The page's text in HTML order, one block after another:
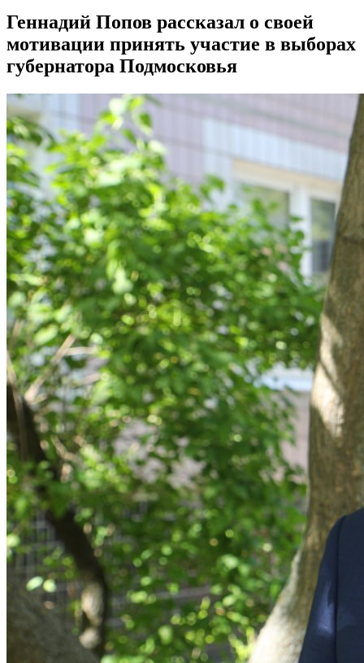
Геннадий Попов рассказал о своей
мотивации принять участие в выборах
губернатора Подмосковья